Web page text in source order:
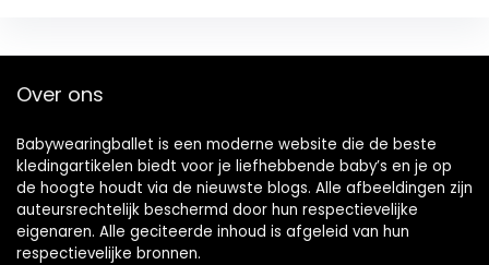
Over ons
Babywearingballet is een moderne website die de beste
kledingartikelen biedt voor je liefhebbende baby’s en je op
de hoogte houdt via de nieuwste blogs. Alle afbeeldingen zijn
auteursrechtelijk beschermd door hun respectievelijke
eigenaren. Alle geciteerde inhoud is afgeleid van hun
respectievelijke bronnen.